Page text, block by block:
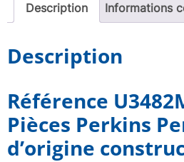
Description Informations
Description
Référence
Pièces Perkins
d’origine